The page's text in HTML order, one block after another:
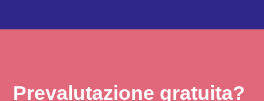
Prevalutazione gratuita?